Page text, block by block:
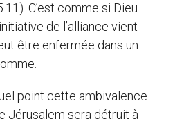
C’est comme si Dieu
de l’alliance vient
être enfermée dans un
point cette ambivalence
Jérusalem sera détruit à